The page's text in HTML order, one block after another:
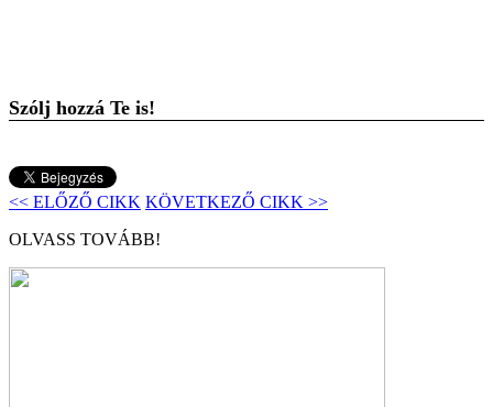
Szólj hozzá Te is!
<< ELŐZŐ CIKK KÖVETKEZŐ CIKK >>
OLVASS TOVÁBB!